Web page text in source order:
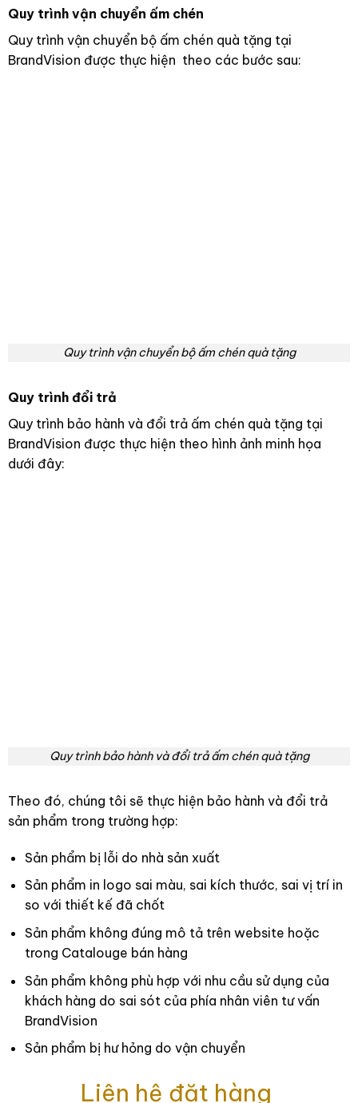
Quy trình vận chuyển ấm chén
Quy trình vận chuyển bộ ấm chén quà tặng tại
BrandVision được thực hiện theo các bước sau:
Quy trình vận chuyển bộ ấm chén quà tặng
Quy trình đổi trả
Quy trình bảo hành và đổi trả ấm chén quà tặng tại
BrandVision được thực hiện theo hình ảnh minh họa
dưới đây:
Quy trình bảo hành và đổi trả ấm chén quà tặng
Theo đó, chúng tôi sẽ thực hiện bảo hành và đổi trả
sản phẩm trong trường hợp:
Sản phẩm bị lỗi do nhà sản xuất
Sản phẩm in logo sai màu, sai kích thước, sai vị trí in
so với thiết kế đã chốt
Sản phẩm không đúng mô tả trên website hoặc
trong Catalouge bán hàng
Sản phẩm không phù hợp với nhu cầu sử dụng của
khách hàng do sai sót của phía nhân viên tư vấn
BrandVision
Sản phẩm bị hư hỏng do vận chuyển
Liên hệ đặt hàng